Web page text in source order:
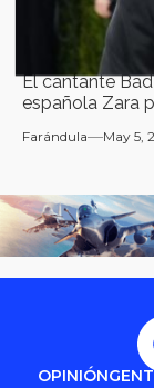
El cantante
española Zara
Farándula May 5,
OPINIÓN